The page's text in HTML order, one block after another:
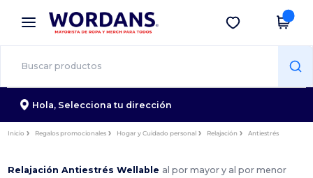
× App de Wordans
¡Mejores precios en app!
Descargar app
Hola, Selecciona tu dirección
Inicio Regalos promocionales Hogar y Cuidado personal Relajación Antiestrés
Relajación Antiestrés Wellable al por mayor y al por menor